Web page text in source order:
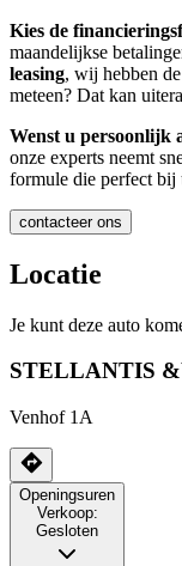
Kies de
maandelijkse
leasing, wij hebben
meteen? Dat kan
Wenst u persoonlijk
onze experts neemt
formule die perfect bij
contacteer ons
Locatie
Je kunt deze auto
STELLANTIS
Venhof 1A
Openingsuren
Verkoop:
Gesloten